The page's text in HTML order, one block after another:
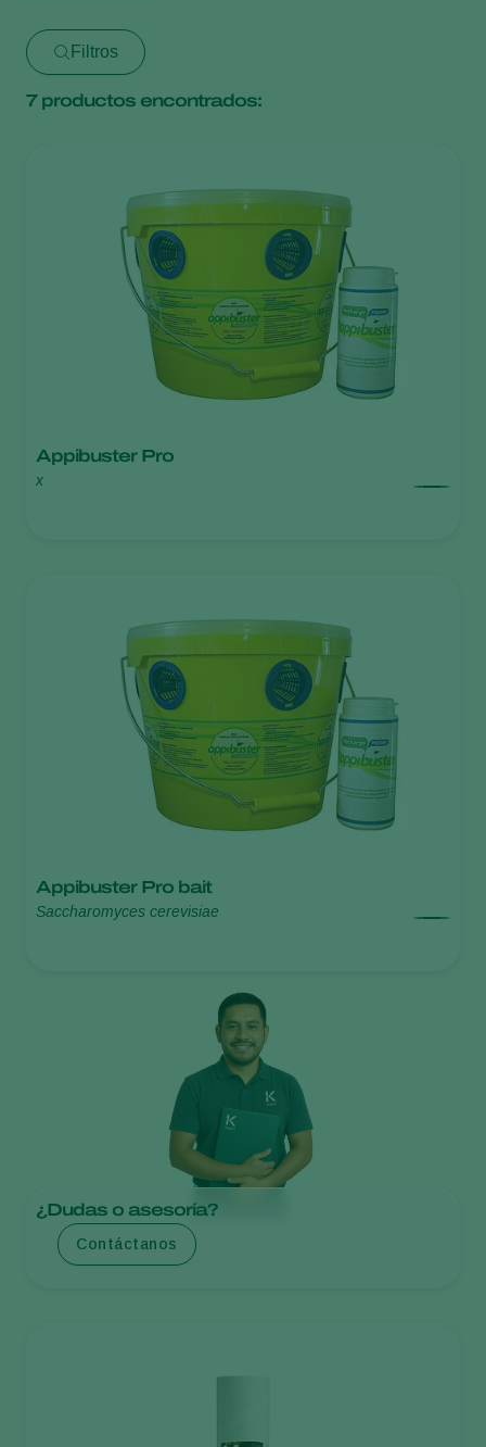
Filtros
7productos encontrados:
Appibuster Pro
x
Appibuster Pro bait
Saccharomyces cerevisiae
¿Dudas o asesoría?
Contáctanos